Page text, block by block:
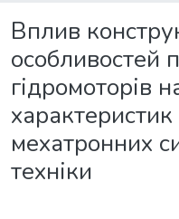
Вплив
особливостей
гідромоторів
мехатронних
техніки